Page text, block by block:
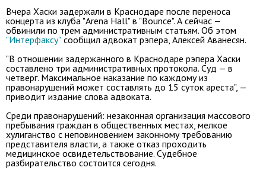
Вчера Хаски задержали в Краснодаре после переноса
концерта из клуба "Arena Hall" в "Bounce". А сейчас —
обвинили по трем административным статьям. Об этом
"Интерфаксу" сообщил адвокат рэпера, Алексей Аванесян.
"В отношении задержанного в Краснодаре рэпера Хаски
составлено три административных протокола. Суд — в
четверг. Максимальное наказание по каждому из
правонарушений может составлять до 15 суток ареста", —
приводит издание слова адвоката.
Среди правонарушений: незаконная организация массового
пребывания граждан в общественных местах, мелкое
хулиганство с неповиновением законному требованию
представителя власти, а также отказ проходить
медицинское освидетельствование. Судебное
разбирательство состоится сегодня.